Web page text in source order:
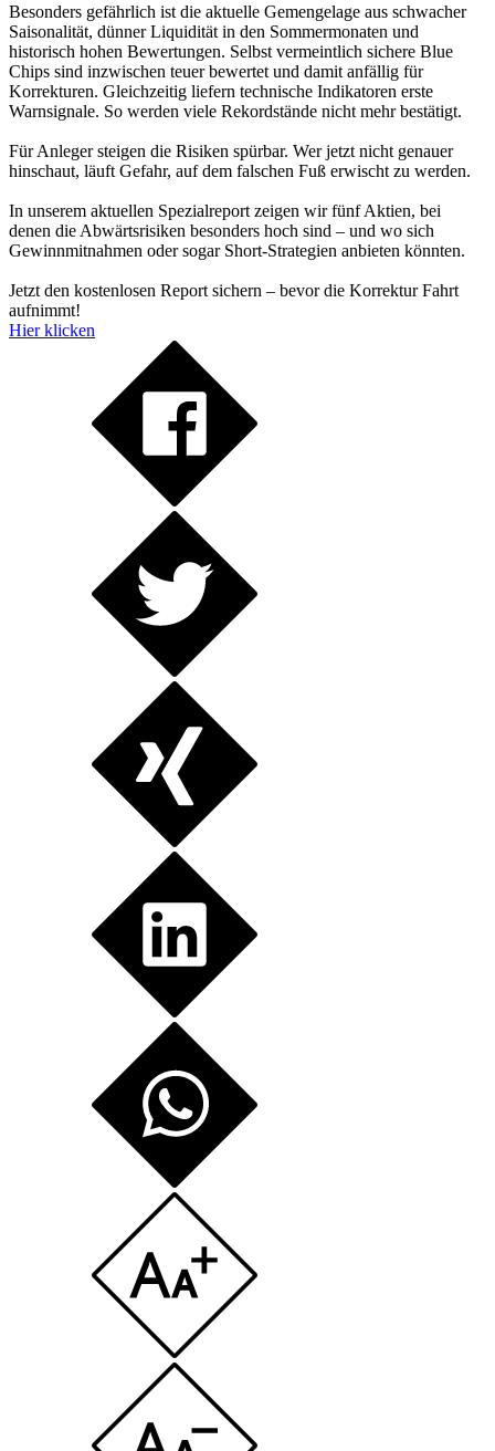
Besonders gefährlich ist die aktuelle Gemengelage aus schwacher
Saisonalität, dünner Liquidität in den Sommermonaten und
historisch hohen Bewertungen. Selbst vermeintlich sichere Blue
Chips sind inzwischen teuer bewertet und damit anfällig für
Korrekturen. Gleichzeitig liefern technische Indikatoren erste
Warnsignale. So werden viele Rekordstände nicht mehr bestätigt.
Für Anleger steigen die Risiken spürbar. Wer jetzt nicht genauer
hinschaut, läuft Gefahr, auf dem falschen Fuß erwischt zu werden.
In unserem aktuellen Spezialreport zeigen wir fünf Aktien, bei
denen die Abwärtsrisiken besonders hoch sind – und wo sich
Gewinnmitnahmen oder sogar Short-Strategien anbieten könnten.
Jetzt den kostenlosen Report sichern – bevor die Korrektur Fahrt
aufnimmt!
Hier klicken